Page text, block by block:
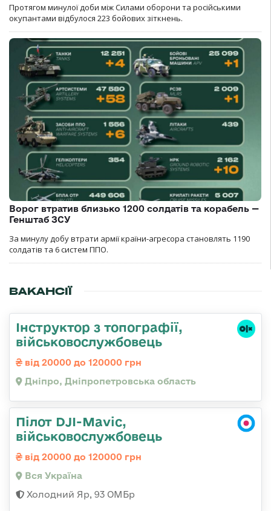
Протягом минулої доби між Силами оборони та російськими
окупантами відбулося 223 бойових зіткнень.
Ворог втратив близько 1200 солдатів та корабель —
Генштаб ЗСУ
За минулу добу втрати армії країни-агресора становлять 1190
солдатів та 6 систем ППО.
ВАКАНСІЇ
Інструктор з топографії,
військовослужбовець
від 20000 до 120000 грн
Дніпро, Дніпропетровська область
Пілот DJI-Mavic,
військовослужбовець
від 20000 до 120000 грн
Вся Україна
Холодний Яр, 93 ОМБр